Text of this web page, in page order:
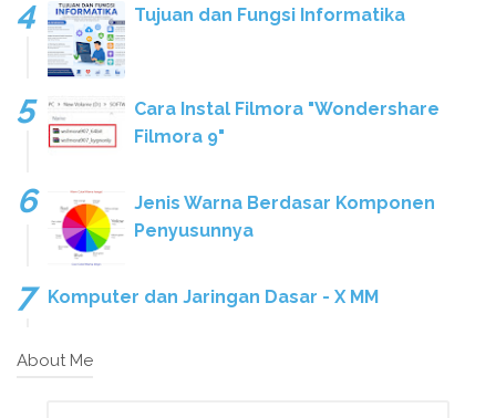
Tujuan dan Fungsi Informatika
Cara Instal Filmora "Wondershare
Filmora 9"
Jenis Warna Berdasar Komponen
Penyusunnya
Komputer dan Jaringan Dasar - X MM
About Me